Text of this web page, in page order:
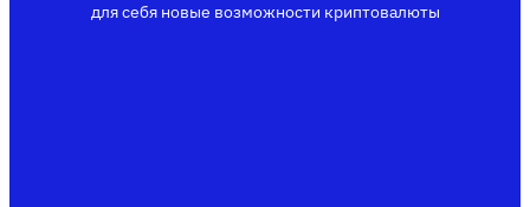
для себя новые возможности криптовалюты